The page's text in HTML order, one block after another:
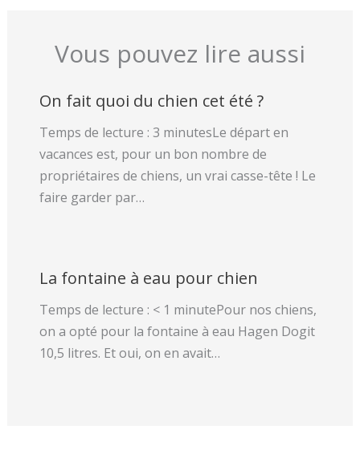
Vous pouvez lire aussi
On fait quoi du chien cet été ?
Temps de lecture : 3 minutesLe départ en
vacances est, pour un bon nombre de
propriétaires de chiens, un vrai casse-tête ! Le
faire garder par…
La fontaine à eau pour chien
Temps de lecture : < 1 minutePour nos chiens,
on a opté pour la fontaine à eau Hagen Dogit
10,5 litres. Et oui, on en avait…